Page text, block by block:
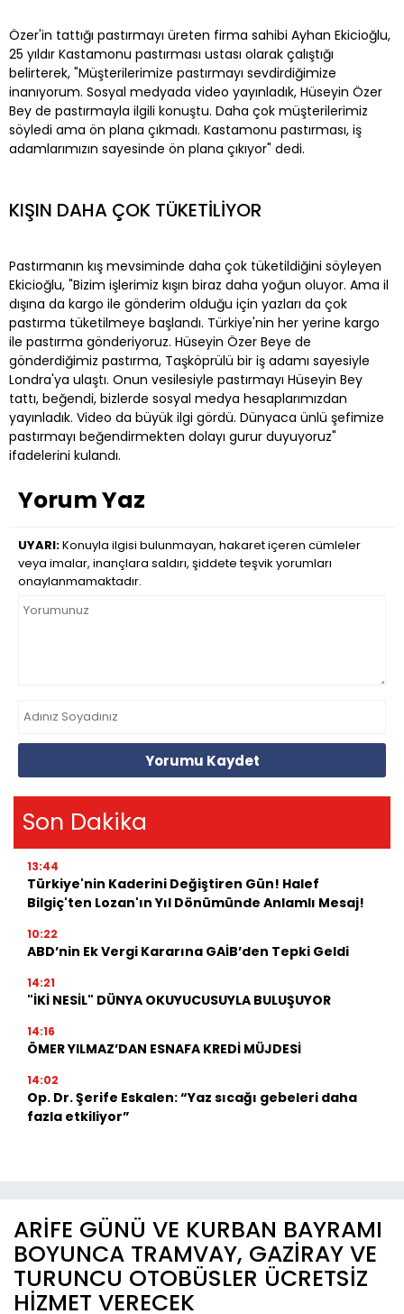
Özer'in tattığı pastırmayı üreten firma sahibi Ayhan Ekicioğlu,
25 yıldır Kastamonu pastırması ustası olarak çalıştığı
belirterek, "Müşterilerimize pastırmayı sevdirdiğimize
inanıyorum. Sosyal medyada video yayınladık, Hüseyin Özer
Bey de pastırmayla ilgili konuştu. Daha çok müşterilerimiz
söyledi ama ön plana çıkmadı. Kastamonu pastırması, iş
adamlarımızın sayesinde ön plana çıkıyor" dedi.
KIŞIN DAHA ÇOK TÜKETİLİYOR
Pastırmanın kış mevsiminde daha çok tüketildiğini söyleyen
Ekicioğlu, "Bizim işlerimiz kışın biraz daha yoğun oluyor. Ama il
dışına da kargo ile gönderim olduğu için yazları da çok
pastırma tüketilmeye başlandı. Türkiye'nin her yerine kargo
ile pastırma gönderiyoruz. Hüseyin Özer Beye de
gönderdiğimiz pastırma, Taşköprülü bir iş adamı sayesiyle
Londra'ya ulaştı. Onun vesilesiyle pastırmayı Hüseyin Bey
tattı, beğendi, bizlerde sosyal medya hesaplarımızdan
yayınladık. Video da büyük ilgi gördü. Dünyaca ünlü şefimize
pastırmayı beğendirmekten dolayı gurur duyuyoruz"
ifadelerini kulandı.
Yorum Yaz
UYARI:Konuyla ilgisi bulunmayan, hakaret içeren cümleler
veya imalar, inançlara saldırı, şiddete teşvik yorumları
onaylanmamaktadır.
Yorumu Kaydet
Son Dakika
13:44
Türkiye'nin Kaderini Değiştiren Gün! Halef
Bilgiç'ten Lozan'ın Yıl Dönümünde Anlamlı Mesaj!
10:22
ABD’nin Ek Vergi Kararına GAİB’den Tepki Geldi
14:21
"İKİ NESİL" DÜNYA OKUYUCUSUYLA BULUŞUYOR
14:16
ÖMER YILMAZ’DAN ESNAFA KREDİ MÜJDESİ
14:02
Op. Dr. Şerife Eskalen: “Yaz sıcağı gebeleri daha
fazla etkiliyor”
ARİFE GÜNÜ VE KURBAN BAYRAMI
BOYUNCA TRAMVAY, GAZİRAY VE
TURUNCU OTOBÜSLER ÜCRETSİZ
HİZMET VERECEK